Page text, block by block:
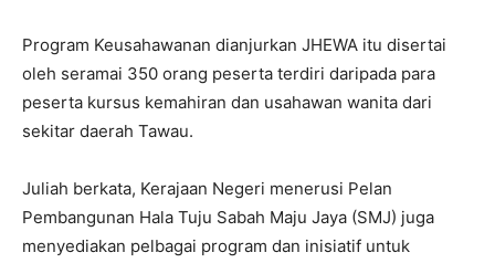
Program Keusahawanan dianjurkan JHEWA itu disertai
oleh seramai 350 orang peserta terdiri daripada para
peserta kursus kemahiran dan usahawan wanita dari
sekitar daerah Tawau.
Juliah berkata, Kerajaan Negeri menerusi Pelan
Pembangunan Hala Tuju Sabah Maju Jaya (SMJ) juga
menyediakan pelbagai program dan inisiatif untuk